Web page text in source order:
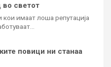
во светот
кои имаат лоша репутација
повици ни станаа